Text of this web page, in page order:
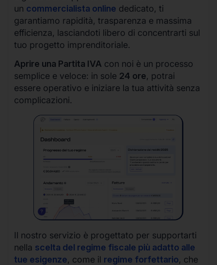
un commercialista online dedicato, ti
garantiamo rapidità, trasparenza e massima
efficienza, lasciandoti libero di concentrarti sul
tuo progetto imprenditoriale.
Aprire una Partita IVA con noi è un processo
semplice e veloce: in sole 24 ore, potrai
essere operativo e iniziare la tua attività senza
complicazioni.
Il nostro servizio è progettato per supportarti
nella scelta del regime fiscale più adatto alle
tue esigenze, come il regime forfettario, che